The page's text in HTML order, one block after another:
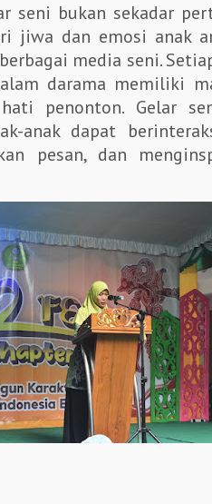
seni bukan sekadar
jiwa dan emosi anak
media seni.
darama memiliki
penonton. Gelar
anak dapat
pesan, dan